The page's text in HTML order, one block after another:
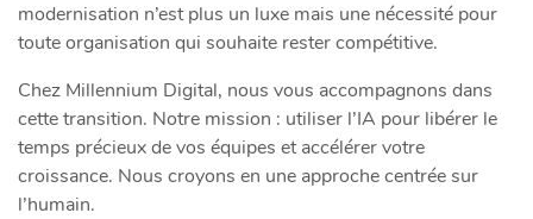
modernisation n’est plus un luxe mais une nécessité pour
toute organisation qui souhaite rester compétitive.
Chez Millennium Digital, nous vous accompagnons dans
cette transition. Notre mission : utiliser l’IA pour libérer le
temps précieux de vos équipes et accélérer votre
croissance. Nous croyons en une approche centrée sur
l’humain.